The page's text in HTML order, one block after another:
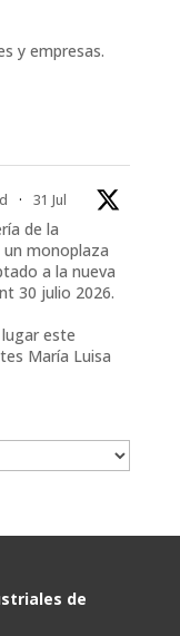
y empresas.
· 31 Jul
de la
un monoplaza
a la nueva
30 julio 2026.
este
María Luisa
permitan la
y transporte
de